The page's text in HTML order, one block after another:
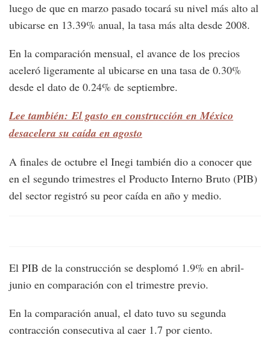
luego de que en marzo pasado tocará su nivel más alto al
ubicarse en 13.39% anual, la tasa más alta desde 2008.
En la comparación mensual, el avance de los precios
aceleró ligeramente al ubicarse en una tasa de 0.30%
desde el dato de 0.24% de septiembre.
Lee también: El gasto en construcción en México
desacelera su caída en agosto
A finales de octubre el Inegi también dio a conocer que
en el segundo trimestres el Producto Interno Bruto (PIB)
del sector registró su peor caída en año y medio.
El PIB de la construcción se desplomó 1.9% en abril-
junio en comparación con el trimestre previo.
En la comparación anual, el dato tuvo su segunda
contracción consecutiva al caer 1.7 por ciento.